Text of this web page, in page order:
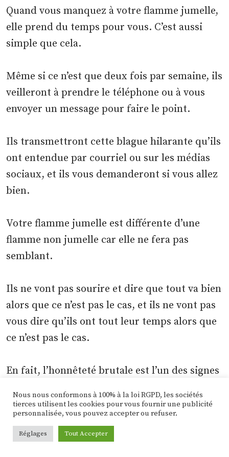
Quand vous manquez à votre flamme jumelle,
elle prend du temps pour vous. C’est aussi
simple que cela.
Même si ce n’est que deux fois par semaine, ils
veilleront à prendre le téléphone ou à vous
envoyer un message pour faire le point.
Ils transmettront cette blague hilarante qu’ils
ont entendue par courriel ou sur les médias
sociaux, et ils vous demanderont si vous allez
bien.
Votre flamme jumelle est différente d’une
flamme non jumelle car elle ne fera pas
semblant.
Ils ne vont pas sourire et dire que tout va bien
alors que ce n’est pas le cas, et ils ne vont pas
vous dire qu’ils ont tout leur temps alors que
ce n’est pas le cas.
En fait, l’honnêteté brutale est l’un des signes
flammes jumelles.
Mais lorsque vous leur manquez, votre
Nous nous conformons à 100% à la loi RGPD, les sociétés
tierces utilisent les cookies pour vous fournir une publicité
personnalisée, vous pouvez accepter ou refuser.
Réglages Tout Accepter